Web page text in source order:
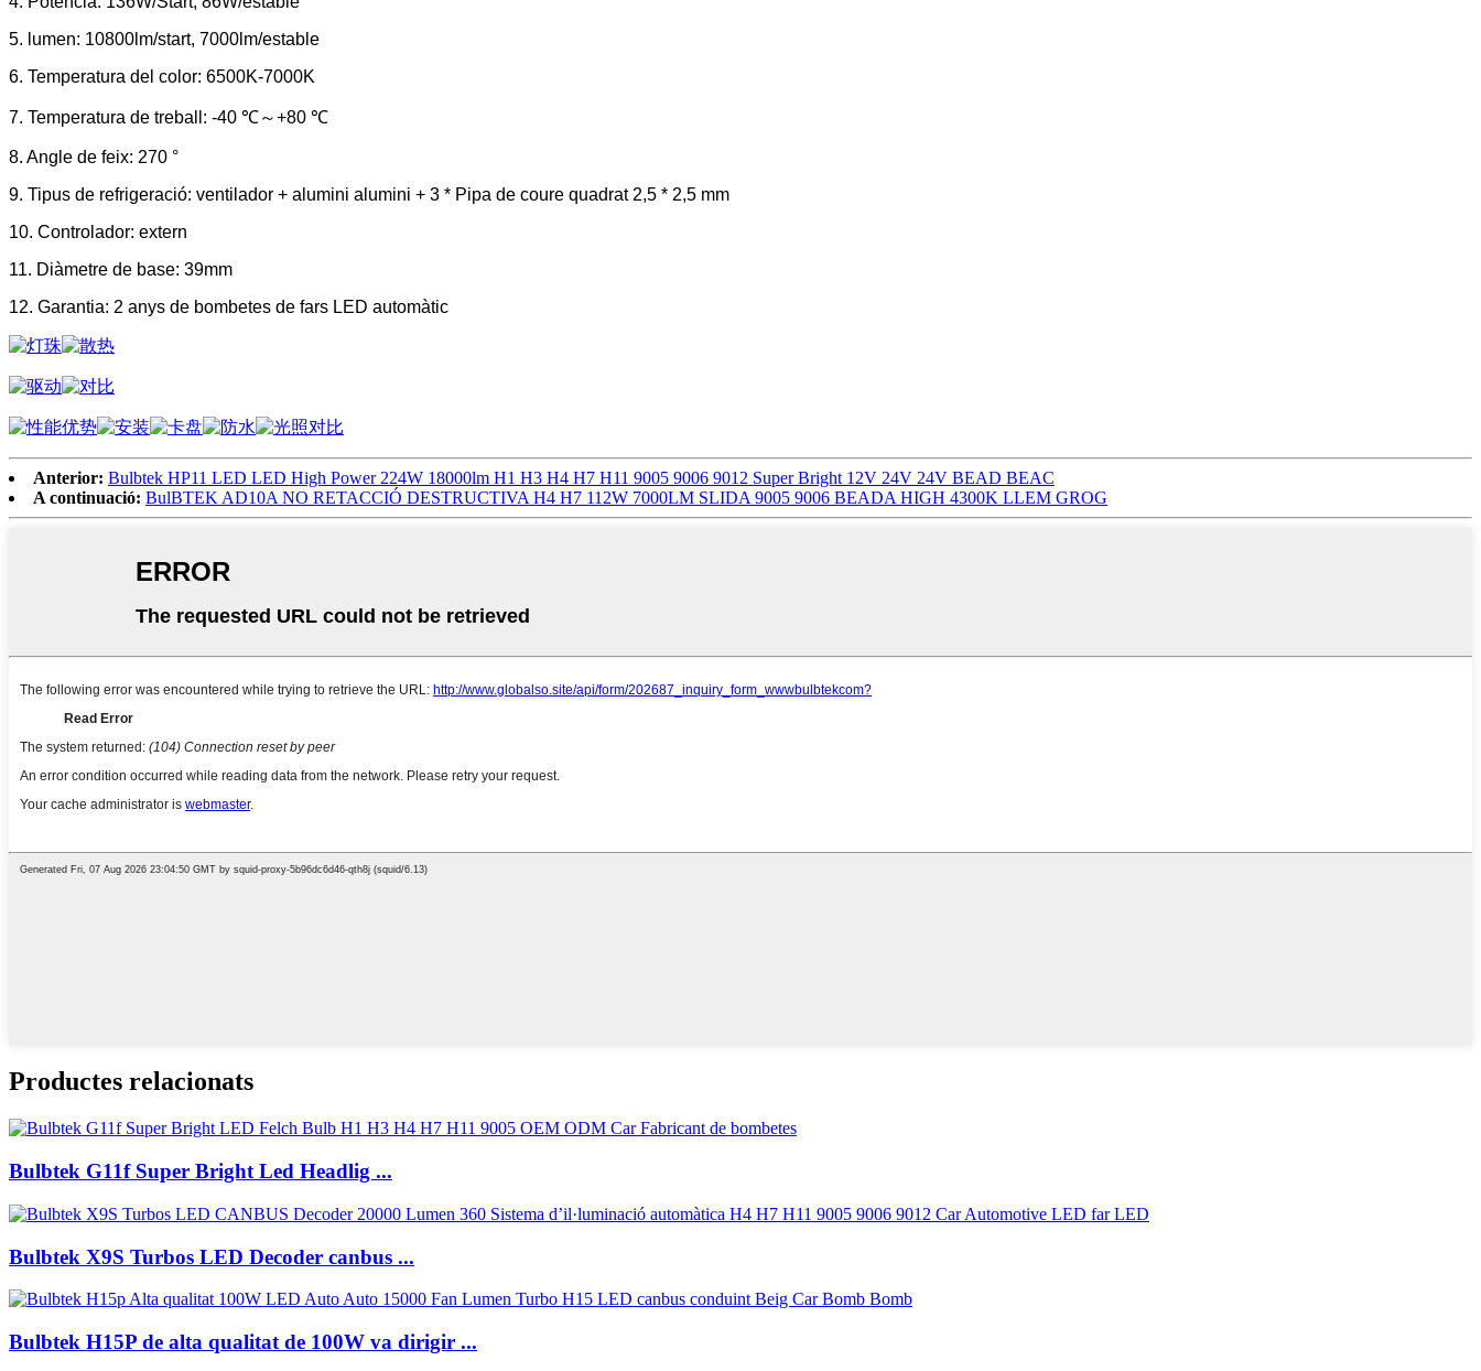
5. lumen: 10800lm/start, 7000lm/estable
6. Temperatura del color: 6500K-7000K
7. Temperatura de treball: -40 ℃～+80 ℃
8. Angle de feix: 270 °
9. Tipus de refrigeració: ventilador + alumini alumini + 3 * Pipa de coure quadrat 2,5 * 2,5 mm
10. Controlador: extern
11. Diàmetre de base: 39mm
12. Garantia: 2 anys de bombetes de fars LED automàtic
Anterior: Bulbtek HP11 LED LED High Power 224W 18000lm H1 H3 H4 H7 H11 9005 9006 9012 Super Bright 12V 24V 24V BEAD BEAC
A continuació: BulBTEK AD10A NO RETACCIÓ DESTRUCTIVA H4 H7 112W 7000LM SLIDA 9005 9006 BEADA HIGH 4300K ​​LLEM GROG
Productes relacionats
Bulbtek G11f Super Bright Led Headlig ...
Bulbtek X9S Turbos LED Decoder canbus ...
Bulbtek H15P de alta qualitat de 100W va dirigir ...